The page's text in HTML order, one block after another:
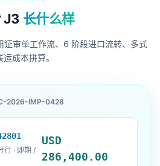
J3 长什么样
证审单工作流、6 阶段进口流转、多式
运成本拼算。
2026-IMP-0428
行 · 即期 /
USD
286,400.00